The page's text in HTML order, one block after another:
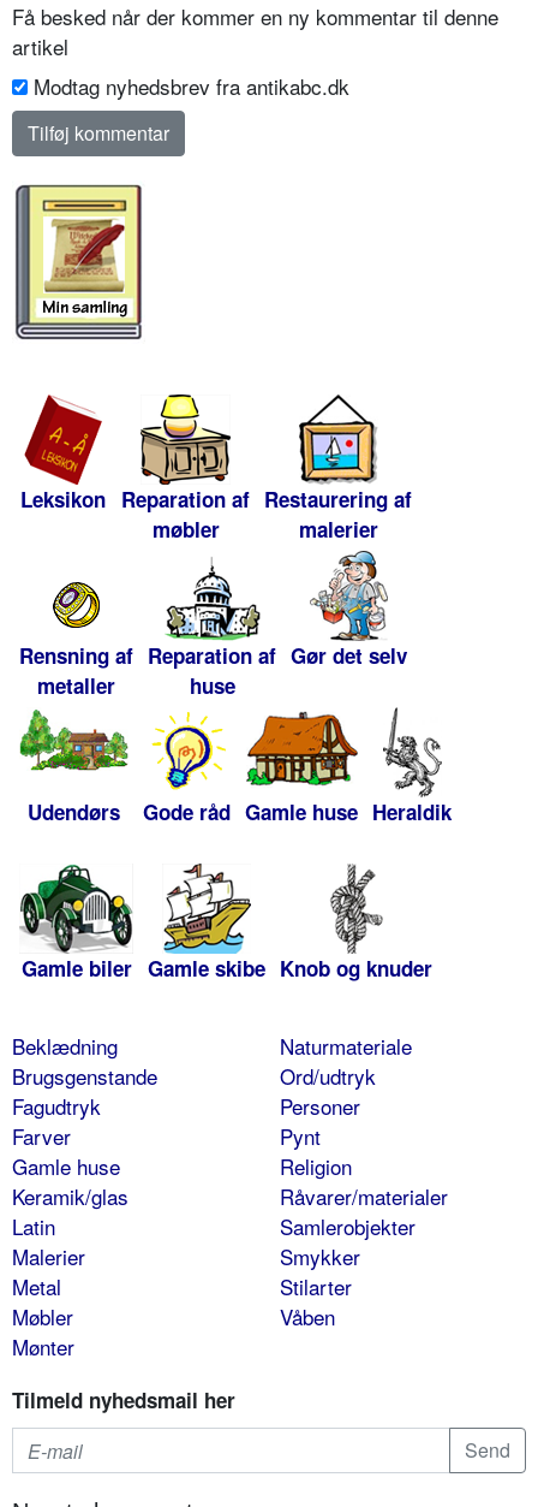
Få besked når der kommer en ny kommentar til denne
artikel
Modtag nyhedsbrev fra antikabc.dk
Leksikon Reparation af
møbler
Restaurering af
malerier
Rensning af
metaller
Reparation af
huse
Gør det selv
Udendørs Gode råd Gamle huse Heraldik
Gamle biler Gamle skibe Knob og knuder
Beklædning
Brugsgenstande
Fagudtryk
Farver
Gamle huse
Keramik/glas
Latin
Malerier
Metal
Møbler
Mønter
Naturmateriale
Ord/udtryk
Personer
Pynt
Religion
Råvarer/materialer
Samlerobjekter
Smykker
Stilarter
Våben
Tilmeld nyhedsmail her